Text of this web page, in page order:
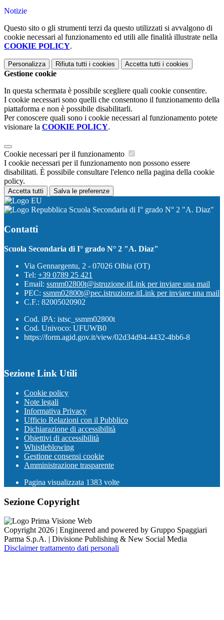
Notizie
Questo sito o gli strumenti terzi da questo utilizzati si avvalgono di
cookie necessari al funzionamento ed utili alle finalità illustrate nella
COOKIE POLICY.
Personalizza Rifiuta tutti i cookies Accetta tutti i cookies
Gestione cookie
In questa schermata è possibile scegliere quali cookie consentire.
I cookie necessari sono quelli che consentono il funzionamento della
piattaforma e non è possibile disabilitarli.
Per conoscere quali sono i cookie necessari al funzionamento potete
visionare la COOKIE POLICY.
Cookie necessari per il funzionamento
I cookie necessari per il funzionamento non possono essere
disabilitati. È possibile consultare l'elenco nella pagina della cookie
policy.
Accetta tutti Salva le preferenze
Scuola Secondaria di I° grado N° 2 "A. Diaz"
Contatti
Scuola Secondaria di I° grado N° 2 "A. Diaz"
Via Gennargentu, 2 - 07026 Olbia (OT)
Tel: +39 0789 25 421
Email: ssmm02800t@istruzione.itLink per inviare una mail
PEC: ssmm02800t@pec.istruzione.itLink per inviare una mail
C.F.: 82005020902
Cod. iPA: istsc_ssmm02800t
Cod. Univoco: UFUWB0
https://form.agid.gov.it/view/02d34d94-4432-4bb6-8
Sezione Link Utili
Cookie policy
Note legali
Informativa Privacy
Ufficio Relazioni con il Pubblico
Dichiarazione di accessibilità
Obiettivi di accessibilità
Whistleblowing
Gestione consensi cookie
Amministrazione trasparente
Pagina visualizzata 1383 volte
Sezione Copyright
Copyright 2026 | Engineered and powered by Gruppo Spaggiari
Parma S.p.A. | Divisione Publishing & New Social Media
Disclaimer trattamento dati personali